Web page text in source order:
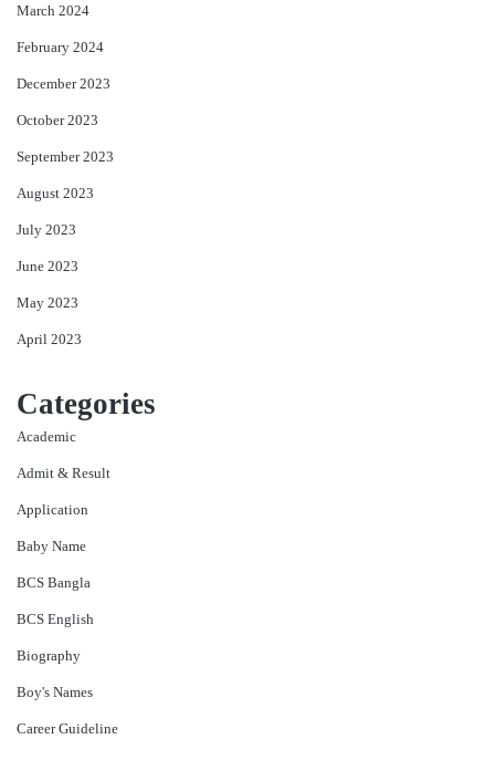
March 2024
February 2024
December 2023
October 2023
September 2023
August 2023
July 2023
June 2023
May 2023
April 2023
Categories
Academic
Admit & Result
Application
Baby Name
BCS Bangla
BCS English
Biography
Boy's Names
Career Guideline